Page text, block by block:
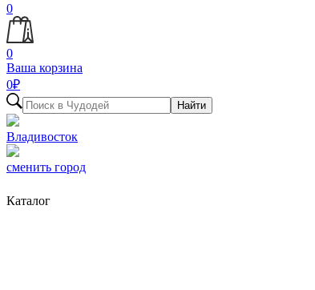
0
0
Ваша корзина
0₽
Найти
Владивосток
сменить город
Каталог